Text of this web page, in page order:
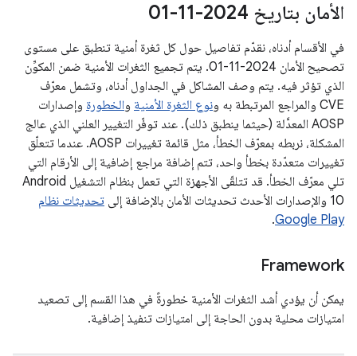
الأمان بتاريخ 2024-11-01
في الأقسام أدناه، نقدّم تفاصيل حول كل ثغرة أمنية تنطبق على مستوى
تصحيح الأمان 2024-11-01. يتم تجميع الثغرات الأمنية ضمن المكوِّن
الذي تؤثر فيه. يتم وصف المشاكل في الجداول أدناه، وتشمل معرّف
CVE والمراجع المرتبطة به و
نوع الثغرة الأمنية والخطورة وإصدارات
AOSP المعدَّلة (حيثما ينطبق ذلك). عند توفّر التغيير العلني الذي عالج
المشكلة، نربطه بمعرّف الخطأ، مثل قائمة تغييرات AOSP. عندما تتعلّق
تغييرات متعدّدة بخطأ واحد، تتم إضافة مراجع إضافية إلى الأرقام التي
تلي معرّف الخطأ. قد تتلقّى الأجهزة التي تعمل بنظام التشغيل Android
10 والإصدارات الأحدث تحديثات الأمان بالإضافة إلى
تحديثات نظام
Google Play
.
Framework
يمكن أن يؤدي أشد الثغرات الأمنية خطورةً في هذا القسم إلى تصعيد
امتيازات محلية بدون الحاجة إلى امتيازات تنفيذ إضافية.